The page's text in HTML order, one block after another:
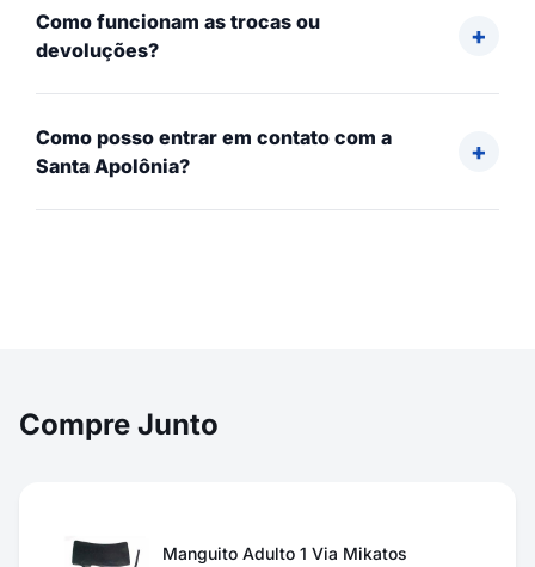
Como funcionam as trocas ou
devoluções?
Como posso entrar em contato com a
Santa Apolônia?
Compre Junto
Manguito Adulto 1 Via Mikatos